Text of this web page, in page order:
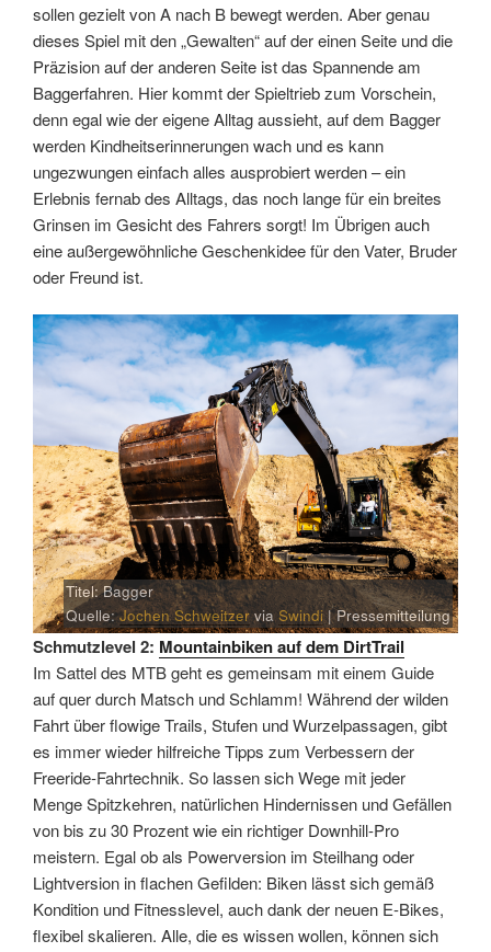
sollen gezielt von A nach B bewegt werden. Aber genau
dieses Spiel mit den „Gewalten“ auf der einen Seite und die
Präzision auf der anderen Seite ist das Spannende am
Baggerfahren. Hier kommt der Spieltrieb zum Vorschein,
denn egal wie der eigene Alltag aussieht, auf dem Bagger
werden Kindheitserinnerungen wach und es kann
ungezwungen einfach alles ausprobiert werden – ein
Erlebnis fernab des Alltags, das noch lange für ein breites
Grinsen im Gesicht des Fahrers sorgt! Im Übrigen auch
eine außergewöhnliche Geschenkidee für den Vater, Bruder
oder Freund ist.
Titel: Bagger
Quelle:Jochen SchweitzerviaSwindi| Pressemitteilung
Schmutzlevel 2: Mountainbiken auf dem DirtTrail
Im Sattel des MTB geht es gemeinsam mit einem Guide
auf quer durch Matsch und Schlamm! Während der wilden
Fahrt über flowige Trails, Stufen und Wurzelpassagen, gibt
es immer wieder hilfreiche Tipps zum Verbessern der
Freeride-Fahrtechnik. So lassen sich Wege mit jeder
Menge Spitzkehren, natürlichen Hindernissen und Gefällen
von bis zu 30 Prozent wie ein richtiger Downhill-Pro
meistern. Egal ob als Powerversion im Steilhang oder
Lightversion in flachen Gefilden: Biken lässt sich gemäß
Kondition und Fitnesslevel, auch dank der neuen E-Bikes,
flexibel skalieren. Alle, die es wissen wollen, können sich